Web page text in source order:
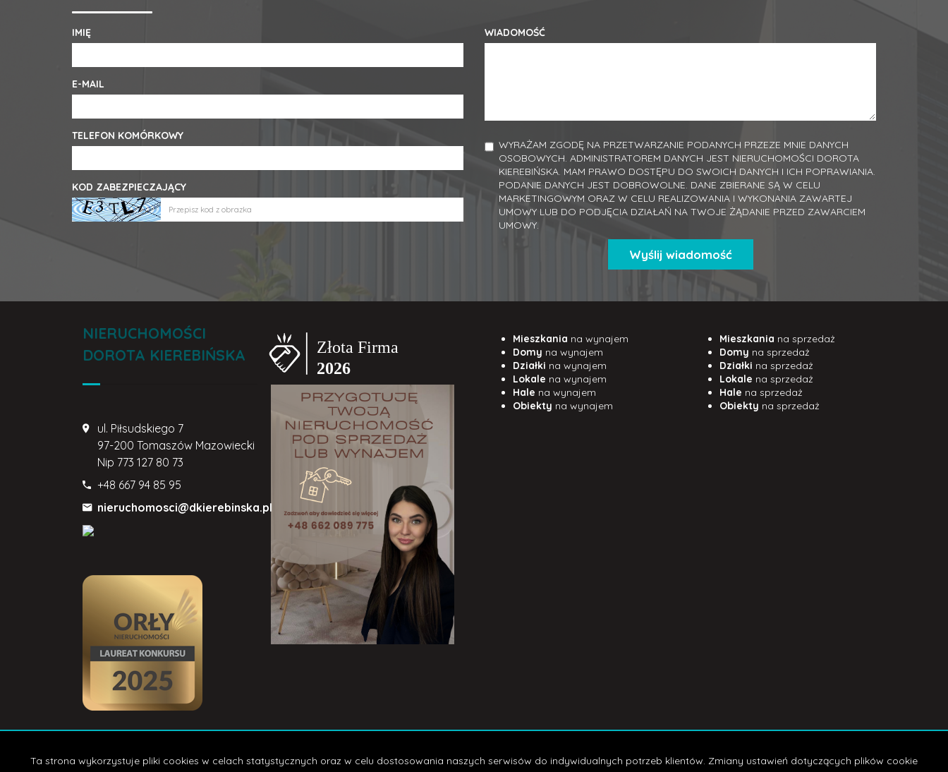
IMIĘ
E-MAIL
TELEFON KOMÓRKOWY
KOD ZABEZPIECZAJĄCY
WIADOMOŚĆ
WYRAŻAM ZGODĘ NA PRZETWARZANIE PODANYCH PRZEZE MNIE DANYCH
OSOBOWYCH. ADMINISTRATOREM DANYCH JEST NIERUCHOMOŚCI DOROTA
KIEREBIŃSKA. MAM PRAWO DOSTĘPU DO SWOICH DANYCH I ICH POPRAWIANIA.
PODANIE DANYCH JEST DOBROWOLNE. DANE ZBIERANE SĄ W CELU
MARKETINGOWYM ORAZ W CELU REALIZOWANIA I WYKONANIA ZAWARTEJ
UMOWY LUB DO PODJĘCIA DZIAŁAŃ NA TWOJE ŻĄDANIE PRZED ZAWARCIEM
UMOWY.
NIERUCHOMOŚCI
DOROTA KIEREBIŃSKA
ul. Piłsudskiego 7
97-200 Tomaszów Mazowiecki
Nip 773 127 80 73
+48 667 94 85 95
nieruchomosci@dkierebinska.pl
Mieszkania na wynajem
Domy na wynajem
Działki na wynajem
Lokale na wynajem
Hale na wynajem
Obiekty na wynajem
Mieszkania na sprzedaż
Domy na sprzedaż
Działki na sprzedaż
Lokale na sprzedaż
Hale na sprzedaż
Obiekty na sprzedaż
Ta strona wykorzystuje pliki cookies w celach statystycznych oraz w celu dostosowania naszych serwisów do indywidualnych potrzeb klientów. Zmiany ustawień dotyczących plików cookie